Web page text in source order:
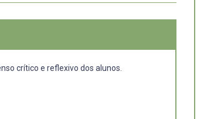
crítico e reflexivo dos alunos.